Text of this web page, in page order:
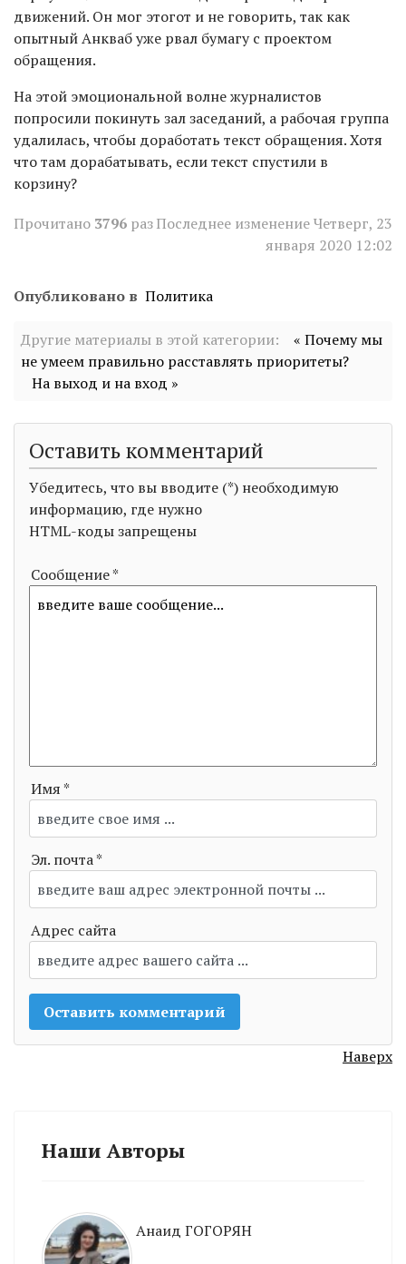
движений. Он мог этогот и не говорить, так как
опытный Анкваб уже рвал бумагу с проектом
обращения.
На этой эмоциональной волне журналистов
попросили покинуть зал заседаний, а рабочая группа
удалилась, чтобы доработать текст обращения. Хотя
что там дорабатывать, если текст спустили в
корзину?
Прочитано 3796 разПоследнее изменение Четверг, 23
января 2020 12:02
Опубликовано в Политика
Другие материалы в этой категории:
« Почему мы
не умеем правильно расставлять приоритеты?
На выход и на вход »
Оставить комментарий
Убедитесь, что вы вводите (*) необходимую
информацию, где нужно
HTML-коды запрещены
Сообщение *
Имя *
Эл. почта *
Адрес сайта
Наверх
Наши Авторы
Анаид ГОГОРЯН